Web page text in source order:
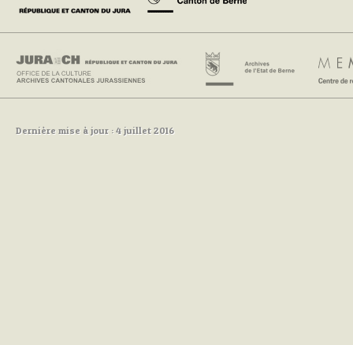
Dernière mise à jour : 4 juillet 2016